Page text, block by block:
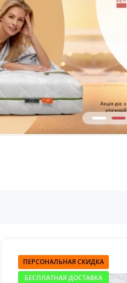
ПЕРСОНАЛЬНАЯ СКИДКА
БЕСПЛАТНАЯ ДОСТАВКА